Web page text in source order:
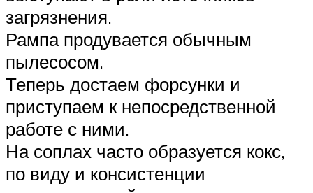
загрязнения.
Рампа продувается обычным
пылесосом.
Теперь достаем форсунки и
приступаем к непосредственной
работе с ними.
На соплах часто образуется кокс,
по виду и консистенции